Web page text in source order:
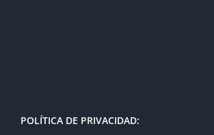
POLÍTICA DE PRIVACIDAD: